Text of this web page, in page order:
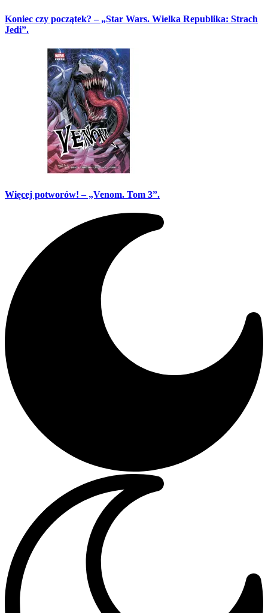
Koniec czy początek? – „Star Wars. Wielka Republika: Strach
Jedi”.
Więcej potworów! – „Venom. Tom 3”.